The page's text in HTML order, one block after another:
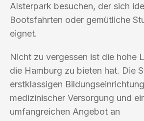
Alsterpark besuchen, der sich
Bootsfahrten oder gemütliche
eignet.
Nicht zu vergessen ist die hohe
die Hamburg zu bieten hat. Die
erstklassigen
medizinischer Versorgung und
umfangreichen Angebot an